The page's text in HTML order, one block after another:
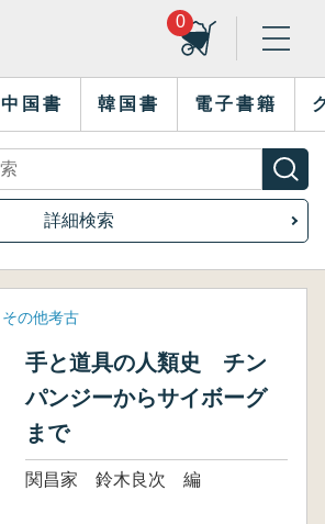
0
中国書 韓国書 電子書籍
詳細検索
その他考古
手と道具の人類史 チン
パンジーからサイボーグ
まで
関昌家 鈴木良次 編